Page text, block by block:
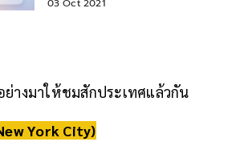
มาก
างมาให้ชมสักประเทศแล้วกัน
York City)